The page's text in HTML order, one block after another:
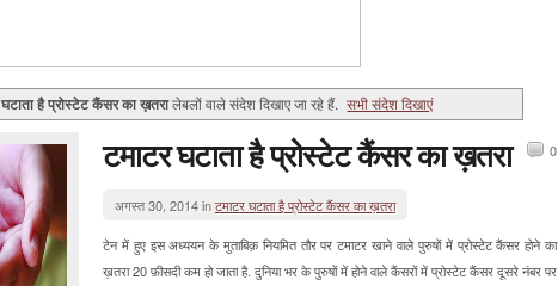
है प्रोस्टेट कैंसर का ख़तरालेबलों वाले संदेश दिखाए जा रहे हैं. सभी संदेश दिखाएं
टमाटर घटाता है प्रोस्टेट कैंसर का ख़तरा 0
अगस्त 30, 2014 inटमाटर घटाता है प्रोस्टेट कैंसर का ख़तरा
टेन में हुए इस अध्ययन के मुताबिक़ नियमित तौर पर टमाटर खाने वाले पुरुषों में प्रोस्टेट कैंसर होने का
ख़तरा 20 फ़ीसदी कम हो जाता है. दुनिया भर के पुरुषों में होने वाले कैंसरों में प्रोस्टेट कैंसर दूसरे नंबर पर